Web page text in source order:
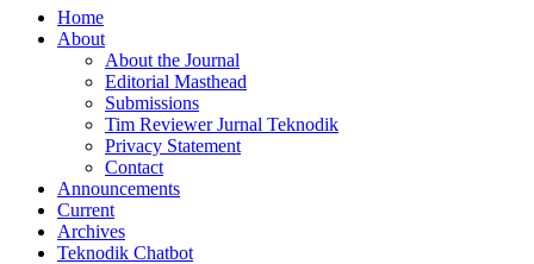
Home
About
About the Journal
Editorial Masthead
Submissions
Tim Reviewer Jurnal Teknodik
Privacy Statement
Contact
Announcements
Current
Archives
Teknodik Chatbot